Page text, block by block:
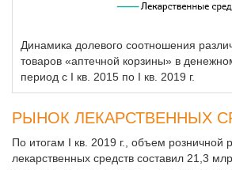
Динамика долевого соотношения
товаров «аптечной корзины» в
период с I кв. 2015 по I кв. 2019 г.
РЫНОК ЛЕКАРСТВЕННЫХ
По итогам I кв. 2019 г., объем розничной
лекарственных средств составил 21,3